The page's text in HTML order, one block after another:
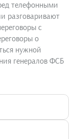
телефонными
разговаривают
с
о
нужной
генералов ФСБ